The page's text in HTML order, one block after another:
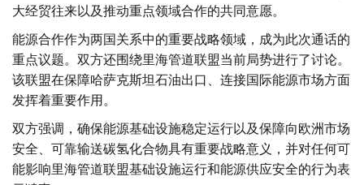
大经贸往来以及推动重点领域合作的共同意愿。
能源合作作为两国关系中的重要战略领域，成为此次通话的
重点议题。双方还围绕里海管道联盟当前局势进行了讨论。
该联盟在保障哈萨克斯坦石油出口、连接国际能源市场方面
发挥着重要作用。
双方强调，确保能源基础设施稳定运行以及保障向欧洲市场
安全、可靠输送碳氢化合物具有重要战略意义，并对任何可
能影响里海管道联盟基础设施运行和能源供应安全的行为表